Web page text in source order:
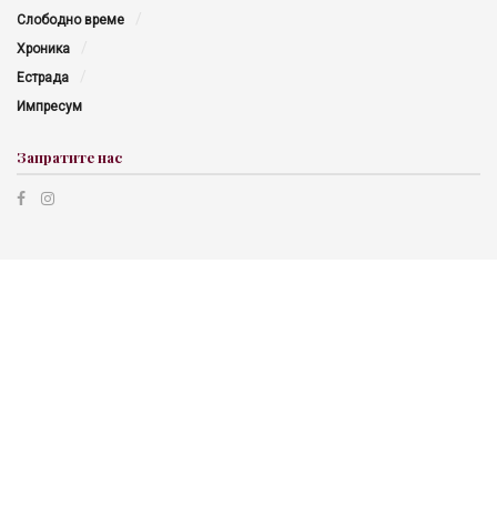
Слободно време
Хроника
Естрада
Импресум
Запратите нас